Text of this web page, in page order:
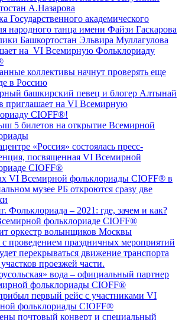
А.Назарова
Государственного академического
народного танца имени Файзи Гаскарова
Башкортостан Эльвира Муллагулова
на VI Всемирную Фольклориаду
коллективы начнут проверять еще
в Россию
башкирский певец и блогер Алтынай
приглашает на VI Всемирную
CIOFF®️!
5 билетов на открытие Всемирной
«Россия» состоялась пресс-
посвященная VI Всемирной
CIOFF®️
VI Всемирной фольклориады CIOFF® в
музее РБ откроются сразу две
Фольклориада – 2021: где, зачем и как?
фольклориаде CIOFF®️
оркестр волынщиков Москвы
с проведением праздничных мероприятий
перекрываться движение транспорта
проезжей части.
вода – официальный партнер
фольклориады CIOFF®️
первый рейс с участниками VI
фольклориады CIOFF®️
почтовый конверт и специальный